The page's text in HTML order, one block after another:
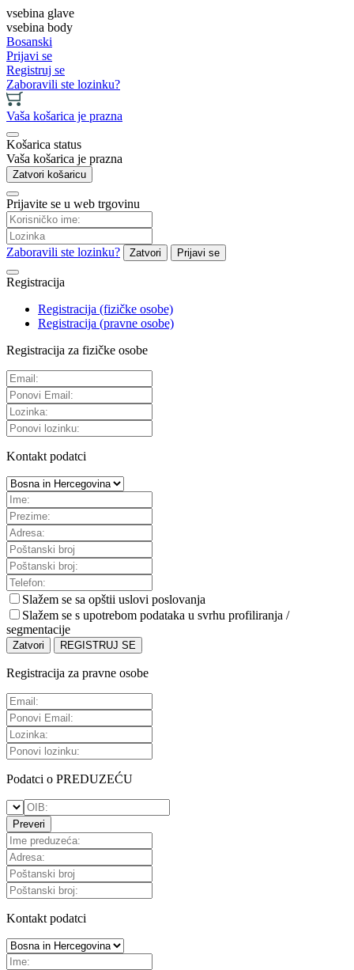
vsebina glave
vsebina body
Bosanski
Prijavi se
Registruj se
Zaboravili ste lozinku?
Vaša košarica je prazna
Košarica status
Vaša košarica je prazna
Zatvori košaricu
Prijavite se u web trgovinu
Zaboravili ste lozinku? Zatvori Prijavi se
Registracija
Registracija (fizičke osobe)
Registracija (pravne osobe)
Registracija za fizičke osobe
Kontakt podatci
Slažem se sa opštii uslovi poslovanja
Slažem se s upotrebom podataka u svrhu profiliranja /
segmentacije
Zatvori REGISTRUJ SE
Registracija za pravne osobe
Podatci o PREDUZEĆU
Preveri
Kontakt podatci